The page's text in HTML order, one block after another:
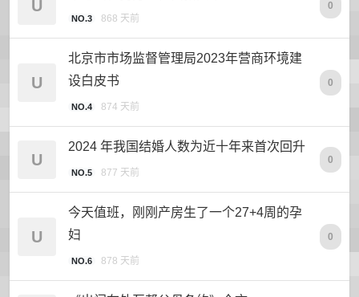
U
NO.3 868 天前
0
U
北京市市场监督管理局2023年营商环境建
设白皮书
NO.4 874 天前
0
U
2024 年我国结婚人数为近十年来首次回升
NO.5 877 天前
0
U
今天值班，刚刚产房生了一个27+4周的孕
妇
NO.6 878 天前
0